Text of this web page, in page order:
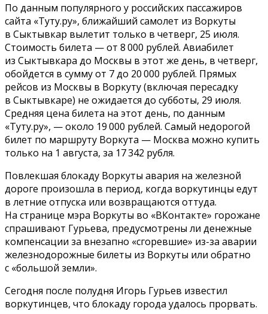
По данным популярного у российских пассажиров
сайта «Туту.ру», ближайший самолет из Воркуты
в Сыктывкар вылетит только в четверг, 25 июля.
Стоимость билета — от 8 000 рублей. Авиабилет
из Сыктывкара до Москвы в этот же день, в четверг,
обойдется в сумму от 7 до 20 000 рублей. Прямых
рейсов из Москвы в Воркуту (включая пересадку
в Сыктывкаре) не ожидается до субботы, 29 июля.
Средняя цена билета на этот день, по данным
«Туту.ру», — около 19 000 рублей. Самый недорогой
билет по маршруту Воркута — Москва можно купить
только на 1 августа, за 17 342 рубля.
Повлекшая блокаду Воркуты авария на железной
дороге произошла в период, когда воркутинцы едут
в летние отпуска или возвращаются оттуда.
На странице мэра Воркуты во «ВКонтакте» горожане
спрашивают Гурьева, предусмотрены ли денежные
компенсации за внезапно «сгоревшие» из-за аварии
железнодорожные билеты из Воркуты или обратно
с «большой земли».
Сегодня после полудня Игорь Гурьев известил
воркутинцев, что блокаду города удалось прорвать.